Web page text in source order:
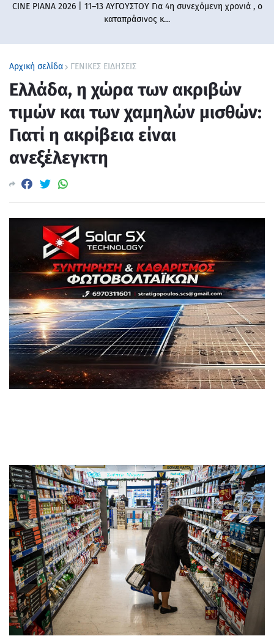
CINE PIANA 2026 | 11–13 ΑΥΓΟΥΣΤΟΥ Για 4η συνεχόμενη χρονιά , ο
καταπράσινος κ…
Αρχική σελίδα ΓΕΝΙΚΕΣ ΕΙΔΗΣΕΙΣ
Ελλάδα, η χώρα των ακριβών
τιμών και των χαμηλών μισθών:
Γιατί η ακρίβεια είναι
ανεξέλεγκτη